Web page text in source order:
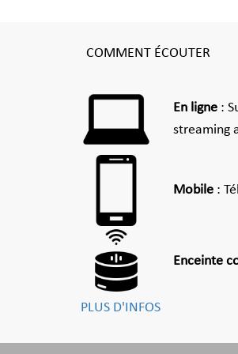
COMMENT ÉCOUTER
En ligne :
streaming
Mobile :
Enceinte
PLUS D'INFOS